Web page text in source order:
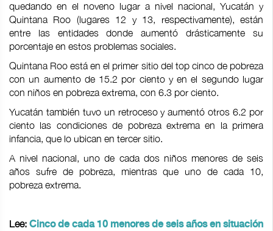
quedando en el noveno lugar a nivel nacional, Yucatán y
Quintana Roo (lugares 12 y 13, respectivamente), están
entre las entidades donde aumentó drásticamente su
porcentaje en estos problemas sociales.
Quintana Roo está en el primer sitio del top cinco de pobreza
con un aumento de 15.2 por ciento y en el segundo lugar
con niños en pobreza extrema, con 6.3 por ciento.
Yucatán también tuvo un retroceso y aumentó otros 6.2 por
ciento las condiciones de pobreza extrema en la primera
infancia, que lo ubican en tercer sitio.
A nivel nacional, uno de cada dos niños menores de seis
años sufre de pobreza, mientras que uno de cada 10,
pobreza extrema.
Lee: Cinco de cada 10 menores de seis años en situación